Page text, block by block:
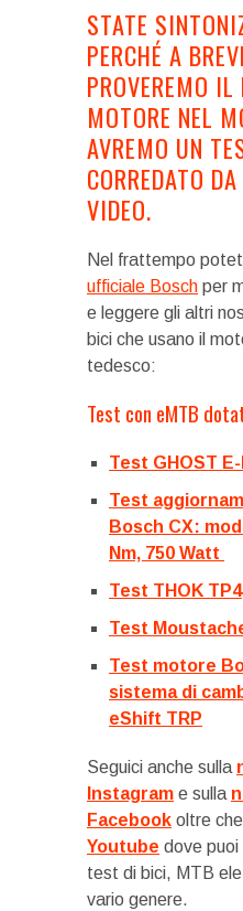
STATE
PERCHÉ A
PROVEREMO IL
MOTORE NEL
AVREMO UN
CORREDATO
VIDEO.
Nel frattempo
ufficiale Bosch per
e leggere gli altri
bici che usano il
tedesco:
Test con eMTB
Test GHOST
Test
Bosch CX:
Nm, 750 Watt
Test THOK TP4
Test
Test motore
sistema di
eShift TRP
Seguici anche sulla
Instagram e sulla
Facebook oltre che
Youtube dove
test di bici, MTB
vario genere.